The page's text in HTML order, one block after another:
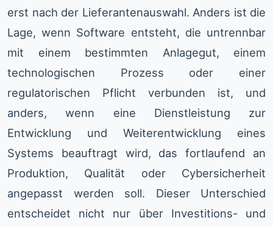
erst nach der Lieferantenauswahl. Anders ist die
Lage, wenn Software entsteht, die untrennbar
mit einem bestimmten Anlagegut, einem
technologischen Prozess oder einer
regulatorischen Pflicht verbunden ist, und
anders, wenn eine Dienstleistung zur
Entwicklung und Weiterentwicklung eines
Systems beauftragt wird, das fortlaufend an
Produktion, Qualität oder Cybersicherheit
angepasst werden soll. Dieser Unterschied
entscheidet nicht nur über Investitions- und